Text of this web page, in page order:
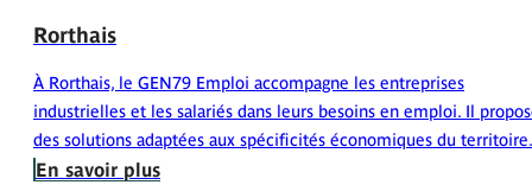
Rorthais
À Rorthais, le GEN79 Emploi accompagne les entreprises
industrielles et les salariés dans leurs besoins en emploi. Il
des solutions adaptées aux spécificités économiques du territoire.
En savoir plus